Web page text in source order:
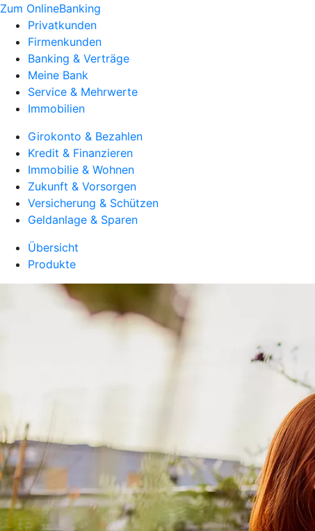
Zum OnlineBanking
Privatkunden
Firmenkunden
Banking & Verträge
Meine Bank
Service & Mehrwerte
Immobilien
Girokonto & Bezahlen
Kredit & Finanzieren
Immobilie & Wohnen
Zukunft & Vorsorgen
Versicherung & Schützen
Geldanlage & Sparen
Übersicht
Produkte